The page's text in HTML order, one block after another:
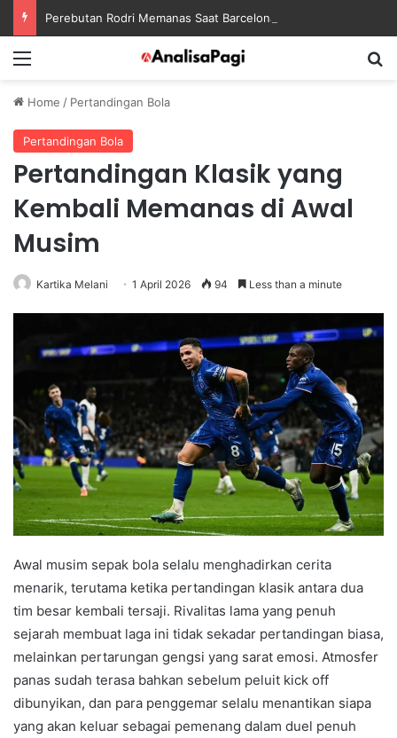
Home / Pertandingan Bola
Pertandingan Bola
Pertandingan Klasik yang
Kembali Memanas di Awal
Musim
Kartika Melani 1 April 2026 94 Less than a minute
Awal musim sepak bola selalu menghadirkan cerita
menarik, terutama ketika pertandingan klasik antara dua
tim besar kembali tersaji. Rivalitas lama yang penuh
sejarah membuat laga ini tidak sekadar pertandingan biasa,
melainkan pertarungan gengsi yang sarat emosi. Atmosfer
panas sudah terasa bahkan sebelum peluit kick off
dibunyikan, dan para penggemar selalu menantikan siapa
yang akan keluar sebagai pemenang dalam duel penuh